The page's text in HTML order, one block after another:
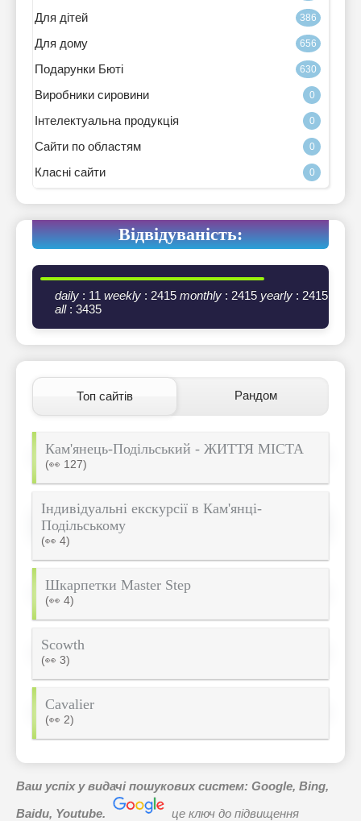
Для дітей 386
Для дому 656
Подарунки Бюті 630
Виробники сировини 0
Інтелектуальна продукція 0
Сайти по областям 0
Класні сайти 0
Відвідуваність:
daily : 11 weekly : 2415 monthly : 2415 yearly : 2415
all: 3435
Топ сайтів Рандом
Кам'янець-Подільський - ЖИТТЯ МІСТА
(👀 127)
Індивідуальні екскурсії в Кам'янці-
Подільському
(👀 4)
Шкарпетки Master Step
(👀 4)
Scowth
(👀 3)
Cavalier
(👀 2)
Ваш успіх у видачі пошукових систем: Google, Bing,
Baidu, Youtube.
це ключ до підвищення